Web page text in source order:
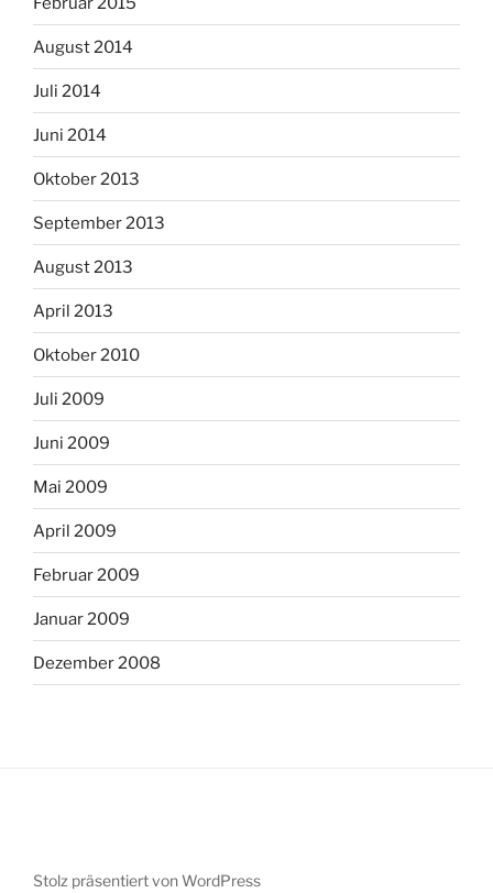
August 2014
Juli 2014
Juni 2014
Oktober 2013
September 2013
August 2013
April 2013
Oktober 2010
Juli 2009
Juni 2009
Mai 2009
April 2009
Februar 2009
Januar 2009
Dezember 2008
Stolz präsentiert von WordPress